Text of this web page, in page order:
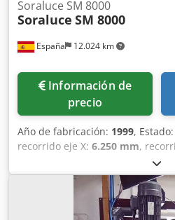
España 12.024 km
Soraluce SM 8000
Soraluce SM 8000
Información de
precio
Año de fabricación: 1999, Estado:
recorrido eje X: 6.250 mm,
1.500 mm,
husillo:30.000 W, velocidad del
número de ejes:
3, Esta
Soraluce SM 8000 de 3 ejes se